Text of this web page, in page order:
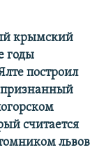
крымский
годы
построил
признанный
считается
львов